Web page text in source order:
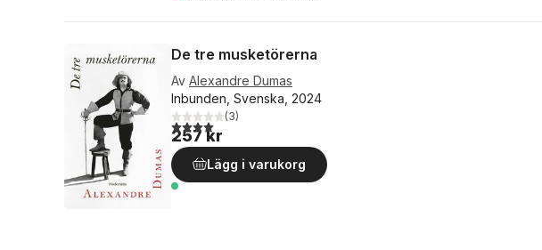
De tre musketörerna
Av Alexandre Dumas
Inbunden, Svenska, 2024
4,0utav 5 stjärnor. Totalt antal röster:
(3)
257 kr
Lägg i varukorg